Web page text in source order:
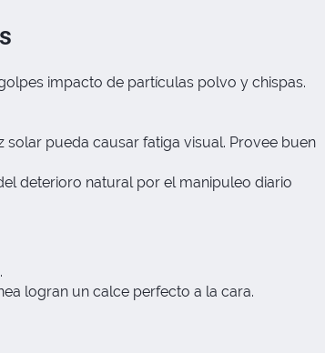
impacto de partículas polvo y chispas.
solar pueda causar fatiga visual. Provee buen
deterioro natural por el manipuleo diario
logran un calce perfecto a la cara.